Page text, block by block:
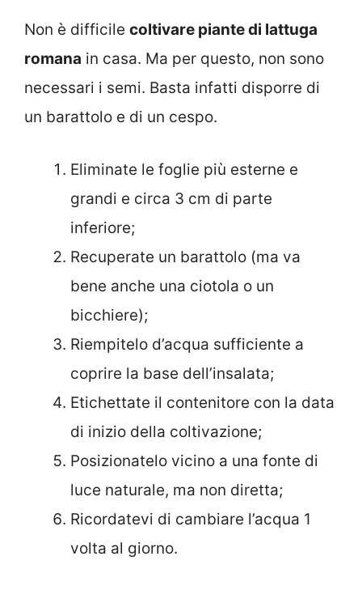
Non è difficile coltivare piante di lattuga
romana in casa. Ma per questo, non sono
necessari i semi. Basta infatti disporre di
un barattolo e di un cespo.
Eliminate le foglie più esterne e
grandi e circa 3 cm di parte
inferiore;
Recuperate un barattolo (ma va
bene anche una ciotola o un
bicchiere);
Riempitelo d’acqua sufficiente a
coprire la base dell’insalata;
Etichettate il contenitore con la data
di inizio della coltivazione;
Posizionatelo vicino a una fonte di
luce naturale, ma non diretta;
Ricordatevi di cambiare l’acqua 1
volta al giorno.